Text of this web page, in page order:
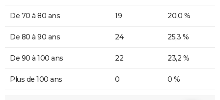
De 70 à 80 ans 19 20,0 %
De 80 à 90 ans 24 25,3 %
De 90 à 100 ans 22 23,2 %
Plus de 100 ans 0 0 %